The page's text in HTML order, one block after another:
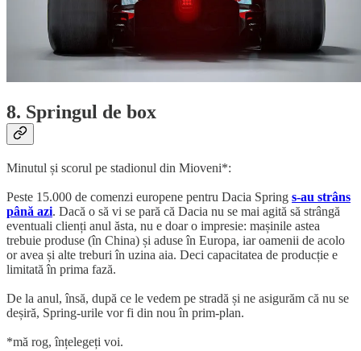
8. Springul de box
Minutul și scorul pe stadionul din Mioveni*:
Peste 15.000 de comenzi europene pentru Dacia Spring s-au strâns
până azi. Dacă o să vi se pară că Dacia nu se mai agită să strângă
eventuali clienți anul ăsta, nu e doar o impresie: mașinile astea
trebuie produse (în China) și aduse în Europa, iar oamenii de acolo
or avea și alte treburi în uzina aia. Deci capacitatea de producție e
limitată în prima fază.
De la anul, însă, după ce le vedem pe stradă și ne asigurăm că nu se
deșiră, Spring-urile vor fi din nou în prim-plan.
*mă rog, înțelegeți voi.